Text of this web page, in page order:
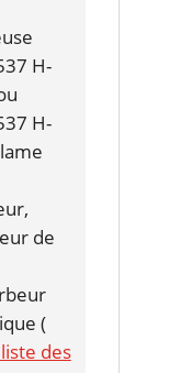
H-
H-
de
(
des